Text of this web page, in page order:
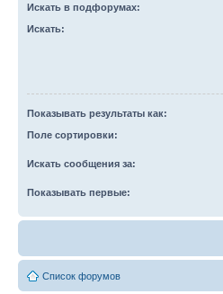
Искать в подфорумах:
Искать:
Показывать результаты как:
Поле сортировки:
Искать сообщения за:
Показывать первые:
Список форумов